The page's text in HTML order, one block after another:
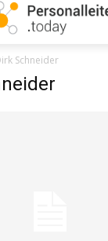
Schneider